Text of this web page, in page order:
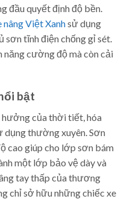
đầu quyết định độ bền.
nâng Việt Xanhsử dụng
tĩnh điện chống gỉ sét.
năng cường độ mà còn cải
bật
của thời tiết, hóa
dụng thường xuyên. Sơn
cao giúp cho lớp sơn bám
một lớp bảo vệ dày và
tay thấp của thương
chỉ sở hữu những chiếc xe